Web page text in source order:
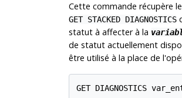
Cette commande récupère
GET STACKED DIAGNOSTICS
statut à affecter à la
de statut actuellement
être utilisé à la place de
GET DIAGNOSTICS